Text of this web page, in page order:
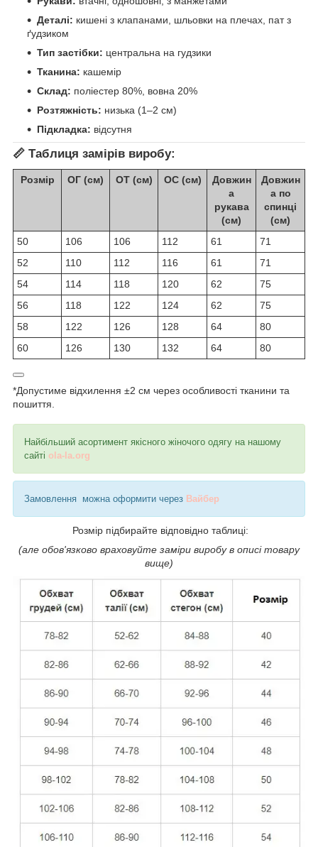
Деталі: кишені з клапанами, шльовки на плечах, пат з
ґудзиком
Тип застібки: центральна на гудзики
Тканина: кашемір
Склад: поліестер 80%, вовна 20%
Розтяжність: низька (1–2 см)
Підкладка: відсутня
📏 Таблиця замірів виробу:
Розмір ОГ (см) ОТ (см) ОС (см)
Довжин
а
рукава
(см)
Довжин
а по
спинці
(см)
50
106 106 112 61
71
52
110 112 116 61
71
54
114 118 120 62
75
56
118 122 124 62
75
58
122 126 128 64
80
60
126 130 132 64 80
*Допустиме відхилення ±2 см через особливості тканини та
пошиття.
Найбільший асортимент якісного жіночого одягу на нашому
сайті ola-la.org
Замовлення можна оформити через Вайбер
Розмір підбирайте відповідно таблиці:
(але обов'язково враховуйте заміри виробу в описі товару
вище)